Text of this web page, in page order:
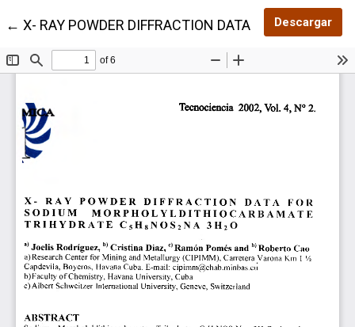
← Volver a los detalles del artículo
X- RAY POWDER DIFFRACTION DATA FOR SODIUM
Descargar